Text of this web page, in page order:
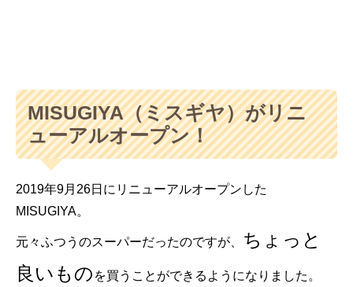
MISUGIYA（ミスギヤ）がリニ
ューアルオープン！
2019年9月26日にリニューアルオープンした
MISUGIYA。
元々ふつうのスーパーだったのですが、
ちょっと
良いもの を買うことができるようになりました。